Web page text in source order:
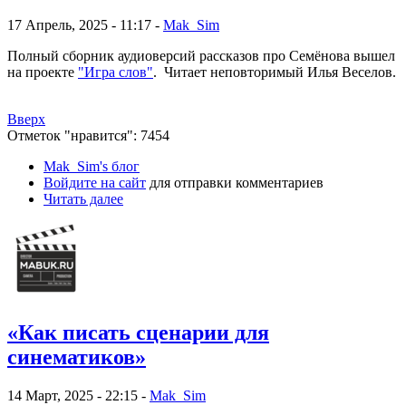
17 Апрель, 2025 - 11:17 - Mak_Sim
Полный сборник аудиоверсий рассказов про Семёнова вышел
на проекте "Игра слов". Читает неповторимый Илья Веселов.
Вверх
Отметок "нравится": 7454
Mak_Sim's блог
Войдите на сайт для отправки комментариев
Читать далее
«Как писать сценарии для
синематиков»
14 Март, 2025 - 22:15 - Mak_Sim